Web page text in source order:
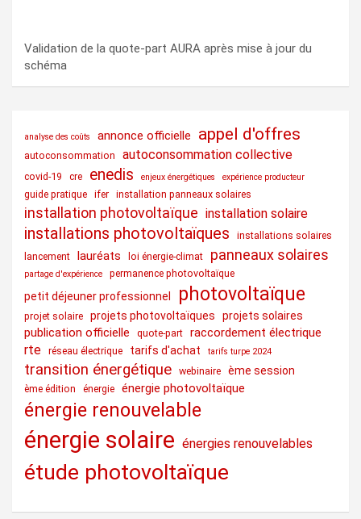
Validation de la quote-part AURA après mise à jour du
schéma
analyse des coûts annonce officielle appel d'offres
autoconsommation autoconsommation collective
covid-19 cre enedis enjeux énergétiques expérience producteur
guide pratique ifer installation panneaux solaires
installation photovoltaïque installation solaire
installations photovoltaïques
installations solaires
lancement lauréats loi énergie-climat panneaux solaires
partage d'expérience permanence photovoltaïque
petit déjeuner professionnel photovoltaïque
projet solaire projets photovoltaïques projets solaires
publication officielle quote-part raccordement électrique
rte réseau électrique tarifs d'achat tarifs turpe 2024
transition énergétique webinaire ème session
ème édition énergie énergie photovoltaïque
énergie renouvelable
énergie solaire énergies renouvelables
étude photovoltaïque